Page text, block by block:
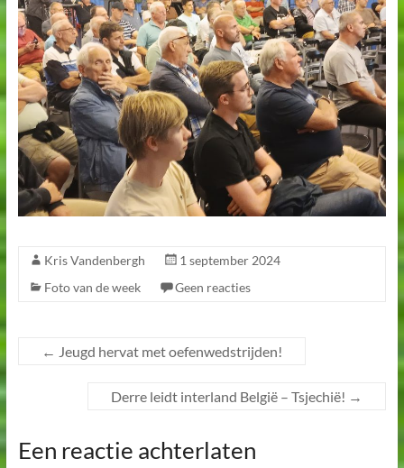
Kris Vandenbergh
1 september 2024
Foto van de week
Geen reacties
← Jeugd hervat met oefenwedstrijden!
Derre leidt interland België – Tsjechië! →
Een reactie achterlaten